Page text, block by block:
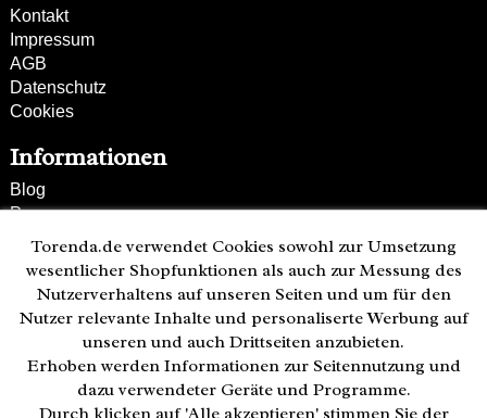
Kontakt
Impressum
AGB
Datenschutz
Cookies
Informationen
Blog
Presse
Partner
Versand und Zahlung
Bestellung wiederrufen
Kunden-Hotline
(040) 244 249-49
Mo - Fr 08:00 - 18:00
Torenda.de verwendet Cookies sowohl zur Umsetzung
wesentlicher Shopfunktionen als auch zur Messung des
Nutzerverhaltens auf unseren Seiten und um für den
Nutzer relevante Inhalte und personaliserte Werbung auf
unseren und auch Drittseiten anzubieten.
Erhoben werden Informationen zur Seitennutzung und
dazu verwendeter Geräte und Programme.
Durch klicken auf 'Alle akzeptieren' stimmen Sie der